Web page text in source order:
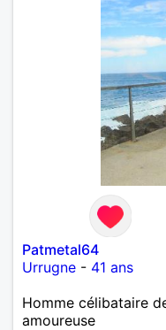
Patmetal64
Urrugne - 41 ans
Homme célibataire
amoureuse